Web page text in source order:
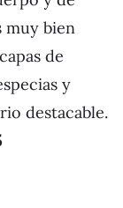
muy bien
de
y
destacable.